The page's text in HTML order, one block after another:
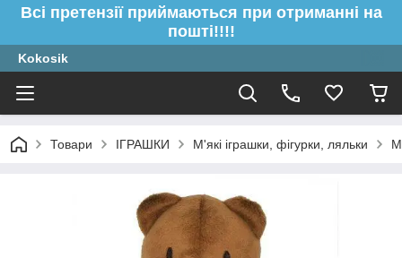
Всі претензії приймаються при отриманні на
пошті!!!!
Kokosik
Товари ІГРАШКИ М'які іграшки, фігурки, ляльки